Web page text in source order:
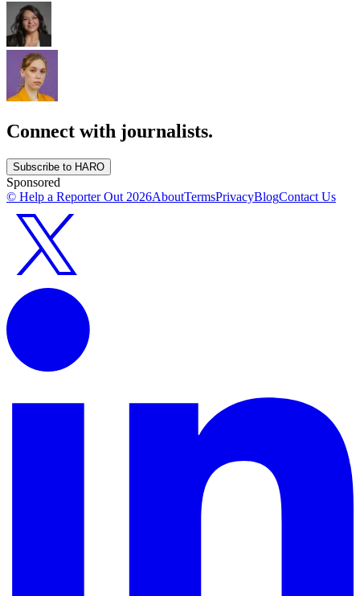
Connect with journalists.
Subscribe to HARO
Sponsored
© Help a Reporter Out 2026AboutTermsPrivacyBlogContact Us